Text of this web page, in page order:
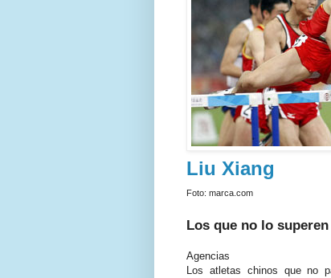
Liu Xiang
Foto: marca.com
Los que no lo
Agencias
Los atletas chinos que no